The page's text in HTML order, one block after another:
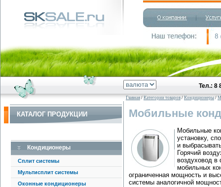
Тел.: 8
КАТАЛОГ ПРОДУКЦИИ
Кондиционеры
Сплит системы
Мультисплит системы
Оконные кондиционеры
Главная / Категории товаров / Кондиционеры /
Мобильные
Мобильные
установку,
и
Горячий
воздуховод в
мобильных
ограниченная мощность и
системы аналогичной